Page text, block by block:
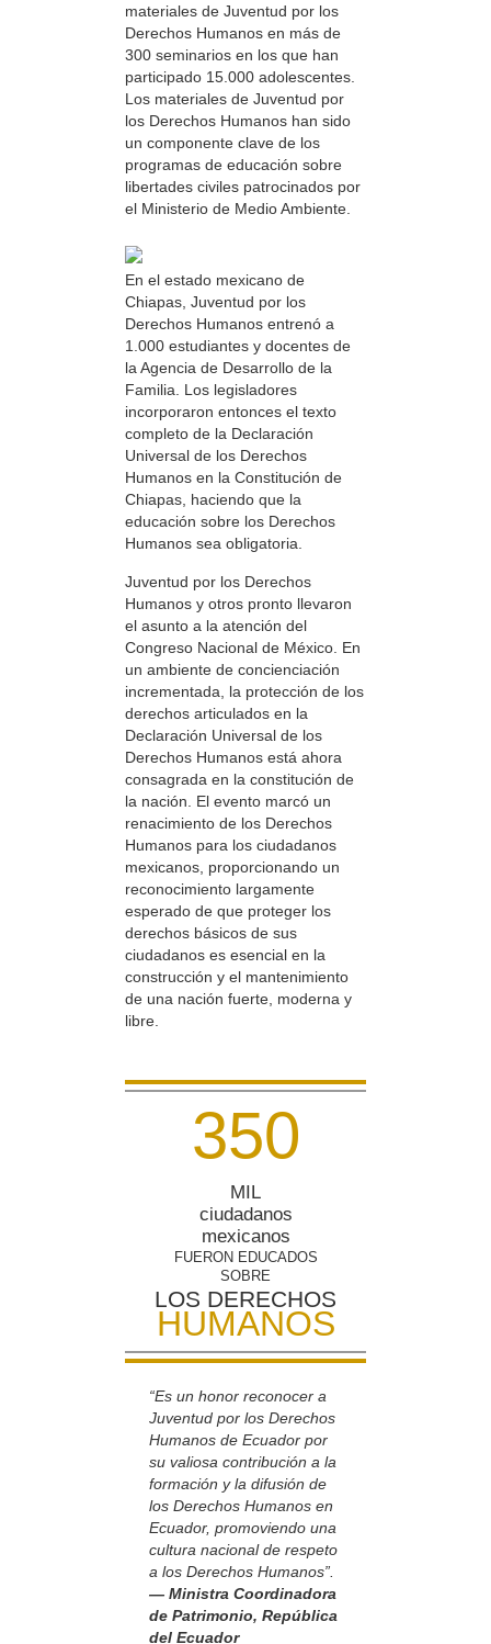
materiales de Juventud por los
Derechos Humanos en más de
300 seminarios en los que han
participado 15.000 adolescentes.
Los materiales de Juventud por
los Derechos Humanos han sido
un componente clave de los
programas de educación sobre
libertades civiles patrocinados por
el Ministerio de Medio Ambiente.
En el estado mexicano de
Chiapas, Juventud por los
Derechos Humanos entrenó a
1.000 estudiantes y docentes de
la Agencia de Desarrollo de la
Familia. Los legisladores
incorporaron entonces el texto
completo de la Declaración
Universal de los Derechos
Humanos en la Constitución de
Chiapas, haciendo que la
educación sobre los Derechos
Humanos sea obligatoria.
Juventud por los Derechos
Humanos y otros pronto llevaron
el asunto a la atención del
Congreso Nacional de México. En
un ambiente de concienciación
incrementada, la protección de los
derechos articulados en la
Declaración Universal de los
Derechos Humanos está ahora
consagrada en la constitución de
la nación. El evento marcó un
renacimiento de los Derechos
Humanos para los ciudadanos
mexicanos, proporcionando un
reconocimiento largamente
esperado de que proteger los
derechos básicos de sus
ciudadanos es esencial en la
construcción y el mantenimiento
de una nación fuerte, moderna y
libre.
350
MIL
ciudadanos
mexicanos
FUERON EDUCADOS
SOBRE
LOS DERECHOS
HUMANOS
“Es un honor reconocer a
Juventud por los Derechos
Humanos de Ecuador por
su valiosa contribución a la
formación y la difusión de
los Derechos Humanos en
Ecuador, promoviendo una
cultura nacional de respeto
a los Derechos Humanos”.
— Ministra Coordinadora
de Patrimonio, República
del Ecuador